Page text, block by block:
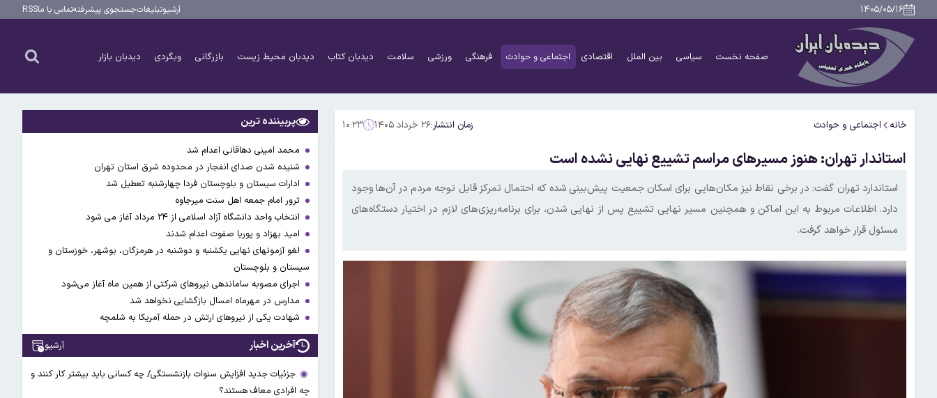
۱۴۰۵/۰۵/۱۶ آرشیوتبلیغاتجستجوی پیشرفتهتماس با ماRSS
صفحه نخست سیاسی بین الملل اقتصادی اجتماعی و حوادث فرهنگی ورزشی سلامت دیدبان کتاب دیدبان محیط زیست بازرگانی وبگردی دیدبان بازار
خانه اجتماعی و حوادث زمان انتشار:۲۶ خرداد ۱۴۰۵ ۱۰:۲۳
استاندار تهران: هنوز مسیرهای مراسم تشییع نهایی نشده است
استاندارد تهران گفت: در برخی نقاط نیز مکان‌هایی برای اسکان جمعیت پیش‌بینی شده که احتمال تمرکز قابل توجه مردم در آن‌ها وجود
دارد. اطلاعات مربوط به این اماکن و همچنین مسیر نهایی تشییع پس از نهایی شدن، برای برنامه‌ریزی‌های لازم در اختیار دستگاه‌های
مسئول قرار خواهد گرفت.
پربیننده ترین
محمد امینی دهاقانی اعدام شد
شنیده شدن صدای انفجار در محدوده شرق استان تهران
ادارات سیستان و بلوچستان فردا چهارشنبه تعطیل شد
ترور امام جمعه اهل سنت میرجاوه
انتخاب واحد دانشگاه آزاد اسلامی از ۲۴ مرداد آغاز می شود
امید بهزاد و پوریا صفوت اعدام شدند
لغو آزمونهای نهایی یکشنبه و دوشنبه در هرمزگان، بوشهر، خوزستان و
سیستان و بلوچستان
اجرای مصوبه ساماندهی نیرو‌های شرکتی از همین ماه آغاز می‌شود
مدارس در مهرماه امسال بازگشایی نخواهد شد
شهادت یکی از نیروهای ارتش در حمله آمریکا به شلمچه
آخرین اخبار آرشیو
جزئیات جدید افزایش سنوات بازنشستگی/ چه کسانی باید بیشتر کار کنند و
چه افرادی معاف هستند؟